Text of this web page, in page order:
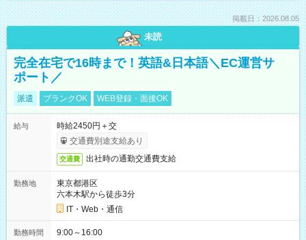
掲載日：2026.08.05
未読
完全在宅で16時まで！英語&日本語＼EC運営サ
ポート／
派遣 ブランクOK WEB登録・面接OK
給与
時給2450円＋交
交通費別途支給あり
交通費 出社時の通勤交通費支給
勤務地
東京都港区
六本木駅から徒歩3分
IT・Web・通信
勤務時間 9:00～16:00